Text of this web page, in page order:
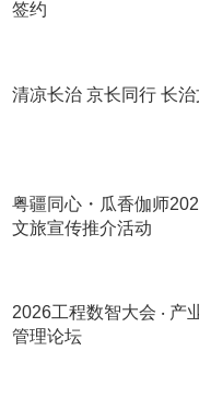
签约
清凉长治 京长同行 长
粤疆同心・瓜香伽师
文旅宣传推介活动
2026工程数智大会 ‧ 产
管理论坛